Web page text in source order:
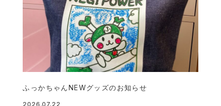
ふっかちゃんNEWグッズのお知らせ
2026.07.22